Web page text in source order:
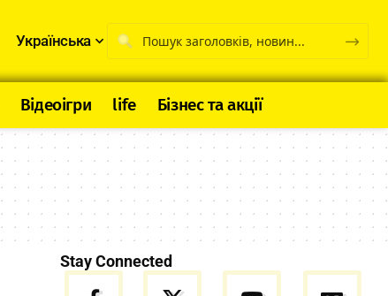
Українська
Відеоігри life Бізнес та акції
Stay Connected